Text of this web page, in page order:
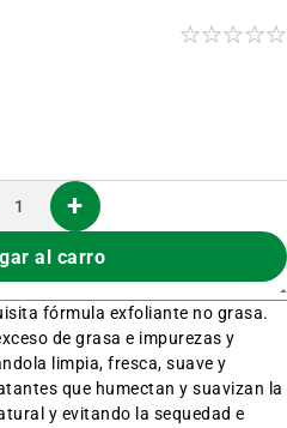
al carro
fórmula exfoliante no grasa.
de grasa e impurezas y
limpia, fresca, suave y
que humectan y suavizan la
y evitando la sequedad e